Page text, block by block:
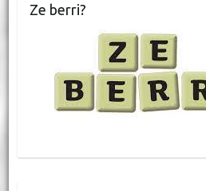
Ze berri?